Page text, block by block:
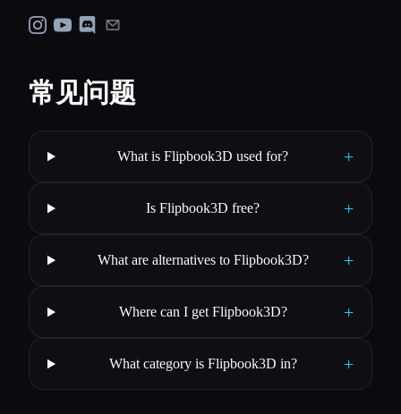
常见问题
What is Flipbook3D used for? +
Is Flipbook3D free? +
What are alternatives to Flipbook3D? +
Where can I get Flipbook3D? +
What category is Flipbook3D in? +